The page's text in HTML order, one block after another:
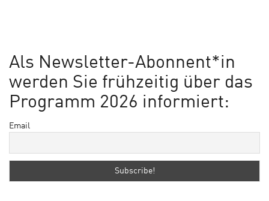
Als Newsletter-Abonnent*in
werden Sie frühzeitig über das
Programm 2026 informiert:
Email